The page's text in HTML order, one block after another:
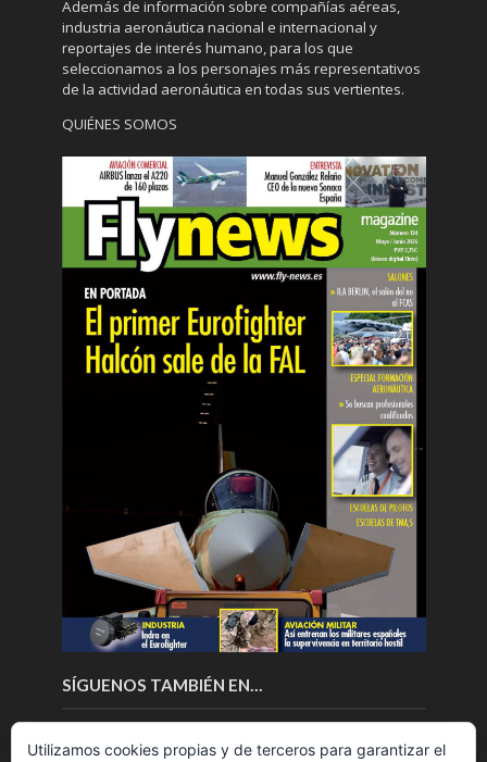
Además de información sobre compañías aéreas,
industria aeronáutica nacional e internacional y
reportajes de interés humano, para los que
seleccionamos a los personajes más representativos
de la actividad aeronáutica en todas sus vertientes.
QUIÉNES SOMOS
SÍGUENOS TAMBIÉN EN…
Utilizamos cookies propias y de terceros para garantizar el